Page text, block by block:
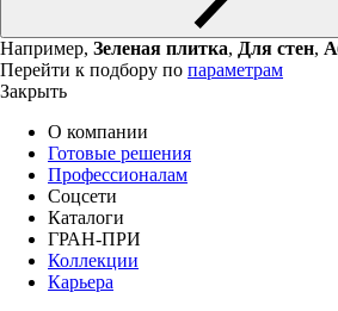
Например, Зеленая плитка, Для стен,
Перейти к подбору по параметрам
Закрыть
О компании
Готовые решения
Профессионалам
Соцсети
Каталоги
ГРАН-ПРИ
Коллекции
Карьера